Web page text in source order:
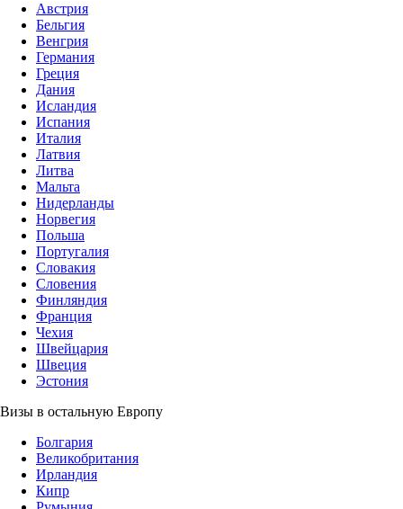
Австрия
Бельгия
Венгрия
Германия
Греция
Дания
Исландия
Испания
Италия
Латвия
Литва
Мальта
Нидерланды
Норвегия
Польша
Португалия
Словакия
Словения
Финляндия
Франция
Чехия
Швейцария
Швеция
Эстония
Визы в остальную Европу
Болгария
Великобритания
Ирландия
Кипр